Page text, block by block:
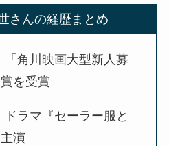
さんの経歴まとめ
「角川映画大型新人募
を受賞
ドラマ『セーラー服と
演